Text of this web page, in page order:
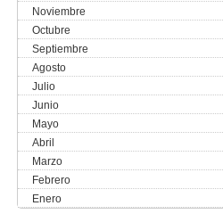
Noviembre
Octubre
Septiembre
Agosto
Julio
Junio
Mayo
Abril
Marzo
Febrero
Enero